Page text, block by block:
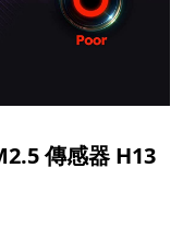
傳感器 H13